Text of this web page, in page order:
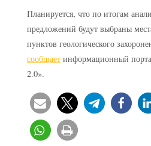
Планируется, что по итогам
предложений будут выбраны
пунктов геологического
сообщаетинформационный
2.0».